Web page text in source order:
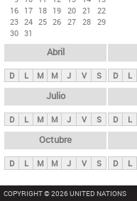
n
c
i
p
l
e
s
16 17 18 19 20 21
22
23 24 25 26 27 28 29
30 31
Abril
D L M M J V S D L
Julio
D L M M J V S D L
Octubre
D L M M J V S D L
COPYRIGHT © 2026 UNITED NATIONS